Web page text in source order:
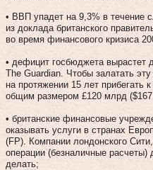
• ВВП упадет на 9,3% в течение
из доклада британского
во время финансового кризиса
• дефицит госбюджета вырастет
The Guardian. Чтобы залатать
на протяжении 15 лет прибегать
общим размером £120 млрд
• британские финансовые
оказывать услуги в странах
(FP). Компании лондонского
операции (безналичные расчеты)
делать;